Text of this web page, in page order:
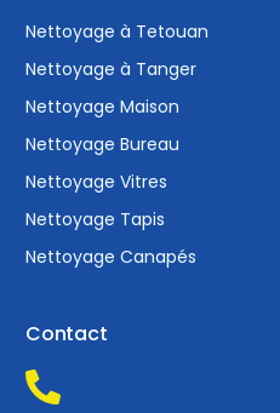
Nettoyage à Tetouan
Nettoyage à Tanger
Nettoyage Maison
Nettoyage Bureau
Nettoyage Vitres
Nettoyage Tapis
Nettoyage Canapés
Contact